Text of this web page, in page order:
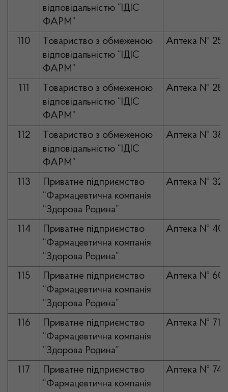
відповідальністю “ІДІС
ФАРМ”
110
Товариство з обмеженою
відповідальністю “ІДІС
ФАРМ”
Аптека № 25
111
Товариство з обмеженою
відповідальністю “ІДІС
ФАРМ”
Аптека № 28
112
Товариство з обмеженою
відповідальністю “ІДІС
ФАРМ”
Аптека № 38
113
Приватне підприємство
“Фармацевтична компанія
“Здорова Родина”
Аптека № 32
114
Приватне підприємство
“Фармацевтична компанія
“Здорова Родина”
Аптека № 40
115
Приватне підприємство
“Фармацевтична компанія
“Здорова Родина”
Аптека № 60
116
Приватне підприємство
“Фармацевтична компанія
“Здорова Родина”
Аптека № 71
117
Приватне підприємство
“Фармацевтична компанія
Аптека № 74